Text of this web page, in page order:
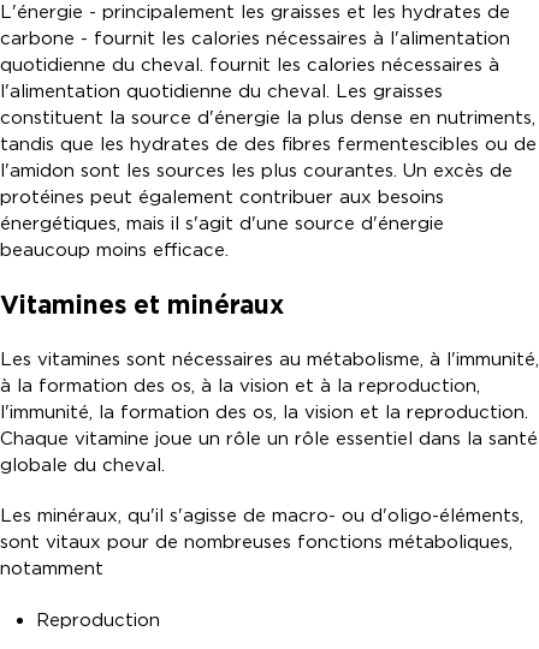
L'énergie - principalement les graisses et les hydrates de
carbone - fournit les calories nécessaires à l'alimentation
quotidienne du cheval. fournit les calories nécessaires à
l'alimentation quotidienne du cheval. Les graisses
constituent la source d'énergie la plus dense en nutriments,
tandis que les hydrates de des fibres fermentescibles ou de
l'amidon sont les sources les plus courantes. Un excès de
protéines peut également contribuer aux besoins
énergétiques, mais il s'agit d'une source d'énergie
beaucoup moins efficace.
Vitamines et minéraux
Les vitamines sont nécessaires au métabolisme, à l'immunité,
à la formation des os, à la vision et à la reproduction,
l'immunité, la formation des os, la vision et la reproduction.
Chaque vitamine joue un rôle un rôle essentiel dans la santé
globale du cheval.
Les minéraux, qu'il s'agisse de macro- ou d'oligo-éléments,
sont vitaux pour de nombreuses fonctions métaboliques,
notamment
Reproduction